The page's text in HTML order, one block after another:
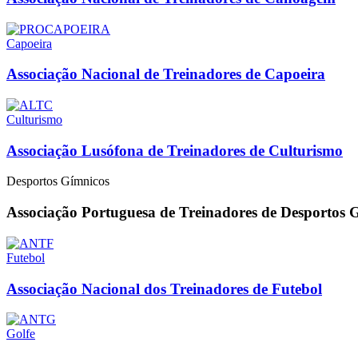
Capoeira
Associação Nacional de Treinadores de Capoeira
Culturismo
Associação Lusófona de Treinadores de Culturismo
Desportos Gímnicos
Associação Portuguesa de Treinadores de Desportos
Futebol
Associação Nacional dos Treinadores de Futebol
Golfe